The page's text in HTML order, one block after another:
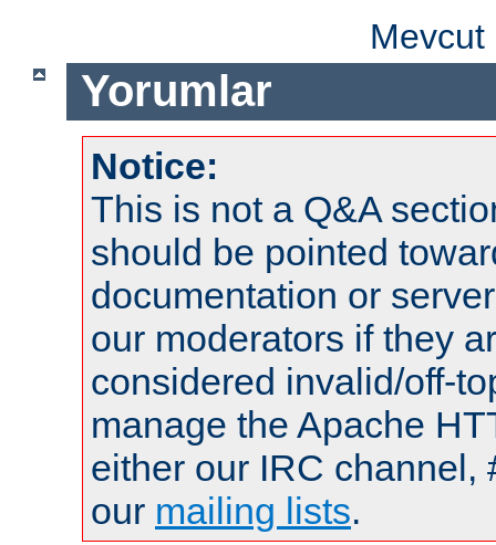
Yorumlar
Notice:
This is not a Q&A
should be pointed
documentation or
our moderators if they
considered invalid/off-
manage the Apache
either our IRC channel,
our mailing lists.